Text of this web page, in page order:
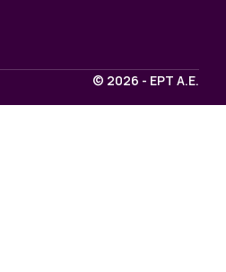
© 2026 - ΕΡΤ Α.Ε.